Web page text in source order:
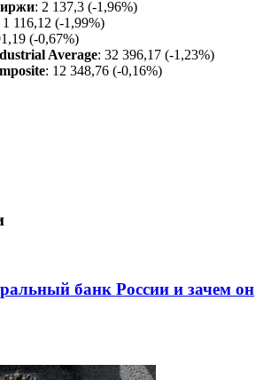
: 2 137,3 (-1,96%)
1 116,12 (-1,99%)
(-0,67%)
Average: 32 396,17 (-1,23%)
: 12 348,76 (-0,16%)
банк России и зачем он